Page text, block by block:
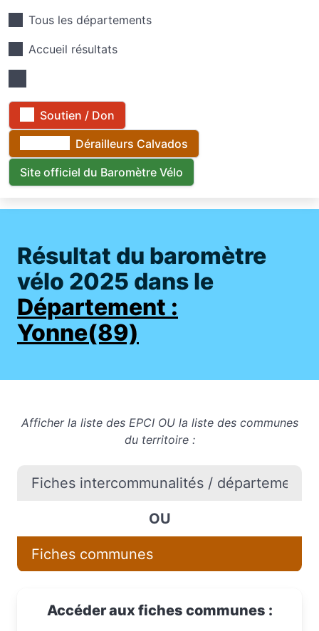
Tous les départements
Accueil résultats
Soutien / Don
Dérailleurs Calvados
Site officiel du Baromètre Vélo
Résultat du baromètre
vélo 2025 dans le
Département :
Yonne(89)
Afficher la liste des EPCI OU la liste des communes
du territoire :
Fiches intercommunalités /
OU
Fiches communes
Accéder aux fiches communes :